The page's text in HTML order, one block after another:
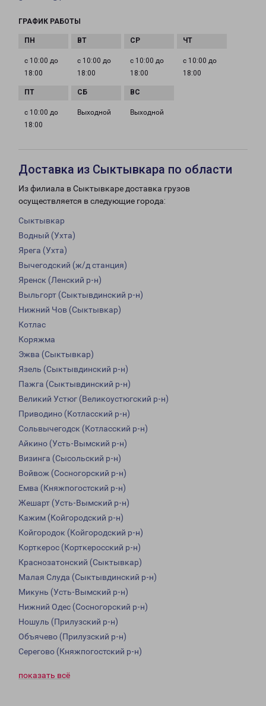
ГРАФИК РАБОТЫ
с 10:00 до
18:00
с 10:00 до
18:00
с 10:00 до
18:00
с 10:00 до
18:00
с 10:00 до
18:00
Выходной Выходной
Доставка из Сыктывкара по области
Из филиала в Сыктывкаре доставка грузов
осуществляется в следующие города:
Сыктывкар
Водный (Ухта)
Ярега (Ухта)
Вычегодский (ж/д станция)
Яренск (Ленский р-н)
Выльгорт (Сыктывдинский р-н)
Нижний Чов (Сыктывкар)
Котлас
Коряжма
Эжва (Сыктывкар)
Язель (Сыктывдинский р-н)
Пажга (Сыктывдинский р-н)
Великий Устюг (Великоустюгский р-н)
Приводино (Котласский р-н)
Сольвычегодск (Котласский р-н)
Айкино (Усть-Вымский р-н)
Визинга (Сысольский р-н)
Войвож (Сосногорский р-н)
Емва (Княжпогостский р-н)
Жешарт (Усть-Вымский р-н)
Кажим (Койгородский р-н)
Койгородок (Койгородский р-н)
Корткерос (Корткеросский р-н)
Краснозатонский (Сыктывкар)
Малая Слуда (Сыктывдинский р-н)
Микунь (Усть-Вымский р-н)
Нижний Одес (Сосногорский р-н)
Ношуль (Прилузский р-н)
Объячево (Прилузский р-н)
Серегово (Княжпогостский р-н)
показать всё